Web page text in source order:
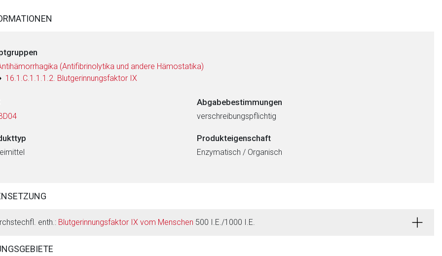
(Antifibrinolytika und andere Hämostatika)
16.1.C.1.1.1.2. Blutgerinnungsfaktor IX
Abgabebestimmungen
verschreibungspflichtig
Produkteigenschaft
Enzymatisch / Organisch
enth.: Blutgerinnungsfaktor IX vom Menschen 500 I.E./1000 I.E.